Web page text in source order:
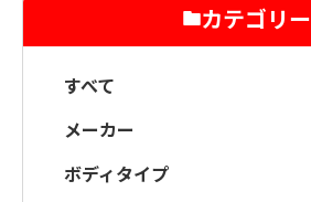
カテゴリー
すべて
メーカー
ボディタイプ